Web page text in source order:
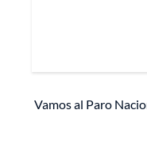
Vamos al Paro